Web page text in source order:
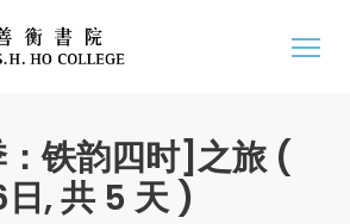
：铁韵四时]之旅 (
, 共 5 天 )